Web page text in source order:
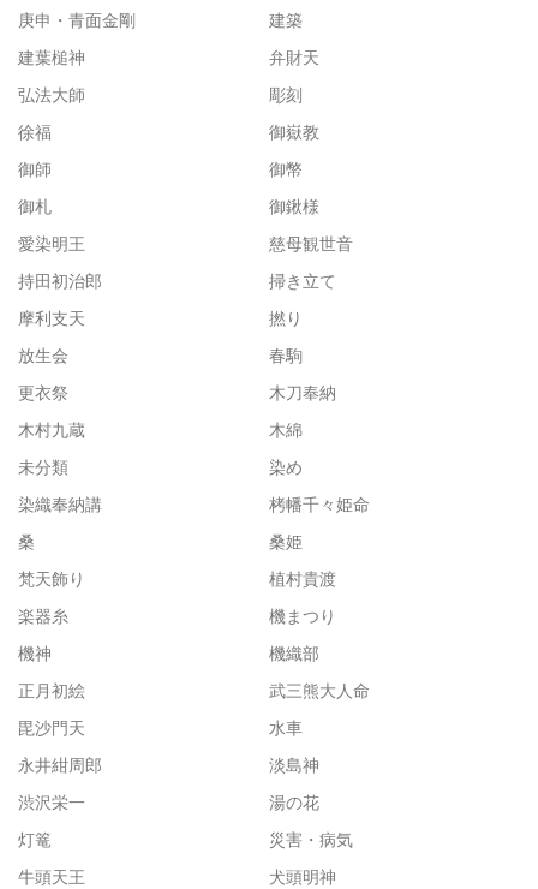
庚申・青面金剛
建築
建葉槌神
弁財天
弘法大師
彫刻
徐福
御嶽教
御師
御幣
御札
御鍬様
愛染明王
慈母観世音
持田初治郎
掃き立て
摩利支天
撚り
放生会
春駒
更衣祭
木刀奉納
木村九蔵
木綿
未分類
染め
染織奉納講
栲幡千々姫命
桑
桑姫
梵天飾り
植村貴渡
楽器糸
機まつり
機神
機織部
正月初絵
武三熊大人命
毘沙門天
水車
永井紺周郎
淡島神
渋沢栄一
湯の花
灯篭
災害・病気
牛頭天王
犬頭明神